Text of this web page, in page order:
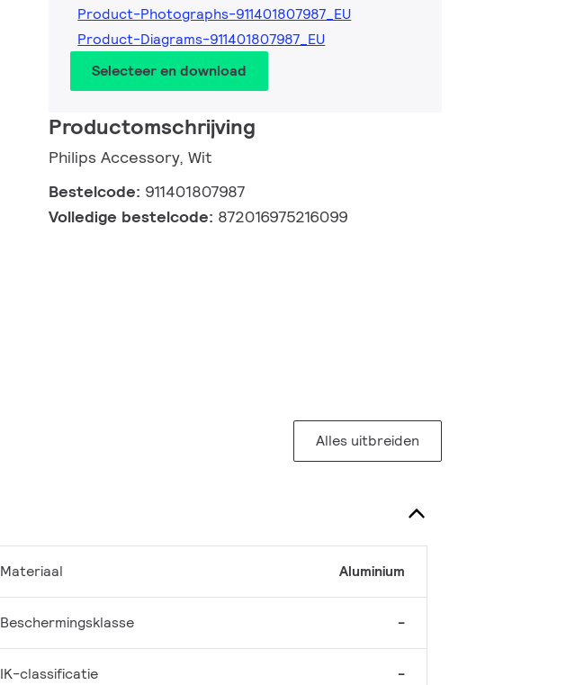
Product-Photographs-911401807987_EU
Product-Diagrams-911401807987_EU
Selecteer en download
Productomschrijving
Philips Accessory, Wit
Bestelcode: 911401807987
Volledige bestelcode: 872016975216099
Alles uitbreiden
Materiaal Aluminium
Beschermingsklasse -
IK-classificatie -